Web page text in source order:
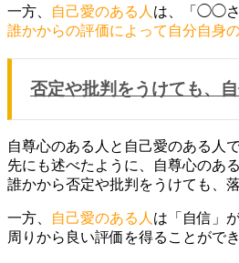
一方、 自己愛のある人 は、「◯◯さ
誰かからの評価によって自分自身
否定や批判をうけても、
自尊心のある人と自己愛のある人で
先にも述べたように、自尊心のあ
誰かから否定や批判をうけても、
一方、 自己愛のある人 は「自信」
周りから良い評価を得ることができ